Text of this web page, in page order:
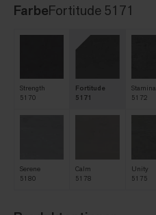
FarbeFortitude 5171
Strength
5170
Fortitude
5171
Stamina
5172
Serene
5180
Calm
5178
Unity
5175